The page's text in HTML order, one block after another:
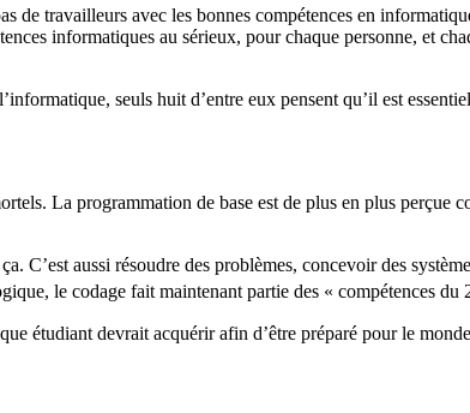
de travailleurs avec les bonnes compétences en
informatiques au sérieux, pour chaque personne, et
seuls huit d’entre eux pensent qu’il est
La programmation de base est de plus en plus perçue
C’est aussi résoudre des problèmes, concevoir des
le codage fait maintenant partie des « compétences du
étudiant devrait acquérir afin d’être préparé pour le